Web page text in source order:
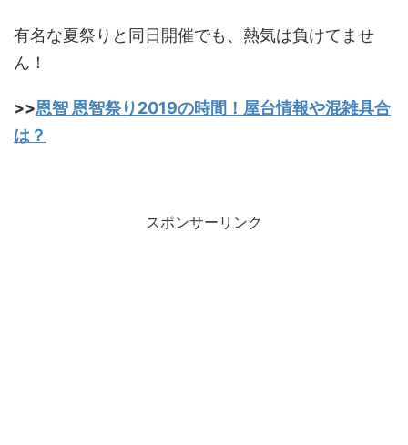
有名な夏祭りと同日開催でも、熱気は負けてませ
ん！
>>恩智 恩智祭り2019の時間！屋台情報や混雑具合
は？
スポンサーリンク